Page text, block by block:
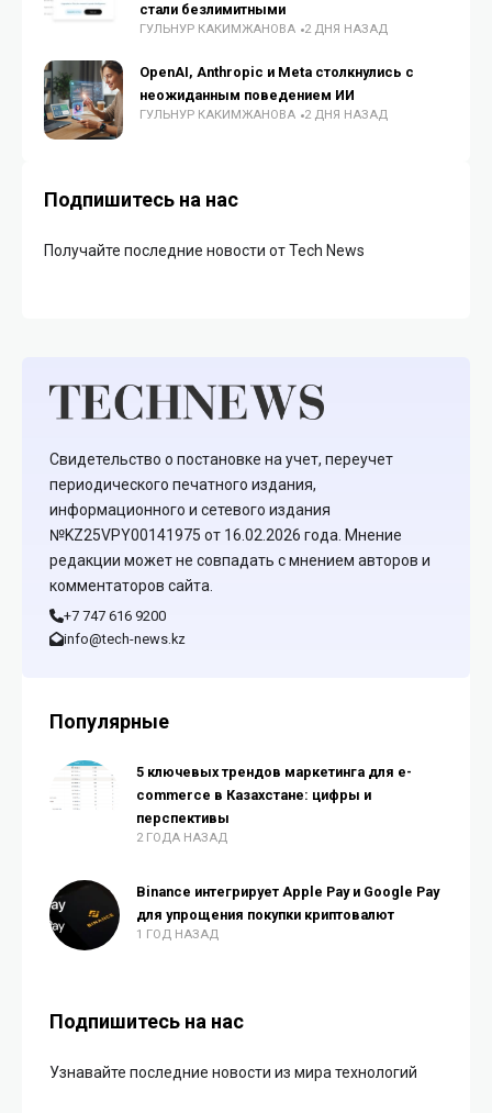
стали безлимитными
ГУЛЬНУР КАКИМЖАНОВА 2 ДНЯ НАЗАД
OpenAI, Anthropic и Meta столкнулись с
неожиданным поведением ИИ
ГУЛЬНУР КАКИМЖАНОВА 2 ДНЯ НАЗАД
Подпишитесь на нас
Получайте последние новости от Tech News
Свидетельство о постановке на учет, переучет
периодического печатного издания,
информационного и сетевого издания
№KZ25VPY00141975 от 16.02.2026 года. Мнение
редакции может не совпадать с мнением авторов и
комментаторов сайта.
+7 747 616 9200
info@tech-news.kz
Популярные
5 ключевых трендов маркетинга для e-
commerce в Казахстане: цифры и
перспективы
2 ГОДА НАЗАД
Binance интегрирует Apple Pay и Google Pay
для упрощения покупки криптовалют
1 ГОД НАЗАД
Подпишитесь на нас
Узнавайте последние новости из мира технологий